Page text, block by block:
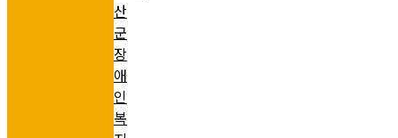
산
군
장
애
인
복